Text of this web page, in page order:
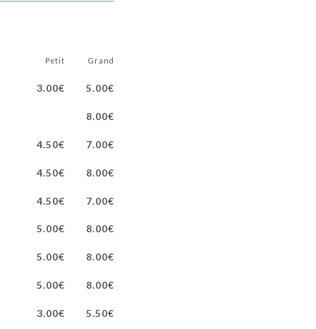
Petit Grand
3.00€ 5.00€
8.00€
4.50€ 7.00€
4.50€ 8.00€
4.50€ 7.00€
5.00€ 8.00€
5.00€ 8.00€
5.00€ 8.00€
3.00€ 5.50€